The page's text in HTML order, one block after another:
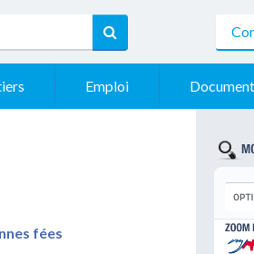
Emploi
fées